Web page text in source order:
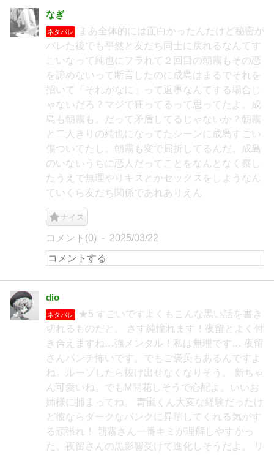
なぎ
ネタバレ
まあ全体的には面白かったんだけど秘密が
バレた後でも平然と友だち同士に戻れるなんてす
ごいなって純也にフラれて２回目の朝霧もその恋
を諦めないって断言したのに成島はまるでそれを
招いて「それがなに」って返事なんてする場合じ
ゃないだろ？マジで狂ってるって思ってたよ。成
島も朝霧も。だって矛盾してるじゃないか？朝霧
と二人きりの純也になってたシーンに成島すごい
傷ついてたし。朝霧も変で屈折してるんだ。成島
のいないうちに恋人だってことをなんとなく察し
たうえで無理やりキスとかセックスをしようなん
ていくら友だち関係であれありえん
ナイス
コメント(0) 2025/03/22
dio
ネタバレ
★5 すごいですよくもこんな黒い話を書き
切れるものだと。 さす純憧れます！夜留とよく付
き合えますね…強メンタル！私は無理です… 夜留
さんパンチ怖いです。でもご褒美もあるんですよ
ね。ループしたら抜け出せなくなりそう。 新ちゃ
ん可愛いね。でもM開花しそうで心配よ。いいお
姉様に捕まってね。 青嵐くん大変な経験だったけ
ど彼ならダークなパンクに昇華してくれる気がす
る頑張れ！ 朝霧さん一番キミが理解しやすかっ
た。夜留さんの黒影響受けて進化しそうだよ。 リ